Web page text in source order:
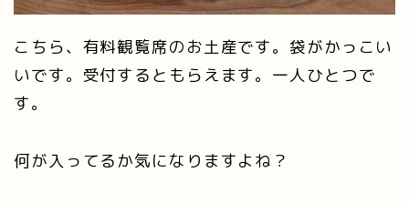
こちら、有料観覧席のお土産です。袋がかっこい
いです。受付するともらえます。一人ひとつで
す。
何が入ってるか気になりますよね？